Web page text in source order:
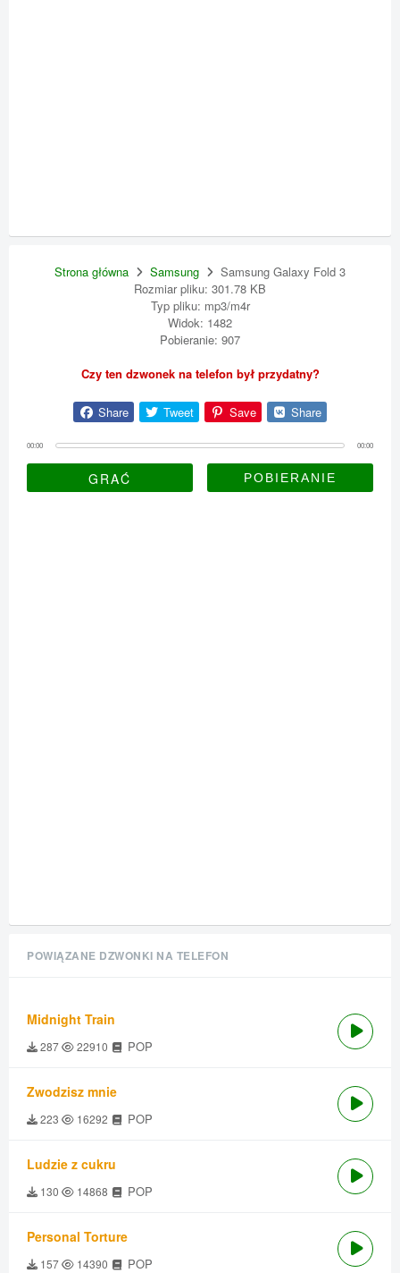
Strona główna Samsung
Samsung Galaxy Fold 3
Rozmiar pliku: 301.78 KB
Typ pliku: mp3/m4r
Widok: 1482
Pobieranie: 907
Czy ten dzwonek na telefon był przydatny?
Share Tweet Save Share
00:00 00:00
GRAĆ
POWIĄZANE DZWONKI NA TELEFON
Midnight Train
287 22910 POP
Zwodzisz mnie
223 16292 POP
Ludzie z cukru
130 14868 POP
Personal Torture
157 14390 POP